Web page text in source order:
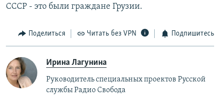
СССР - это были граждане Грузии.
Поделиться Читать без VPN Подпишитесь
Ирина Лагунина
Руководитель специальных проектов Русской
службы Радио Свобода